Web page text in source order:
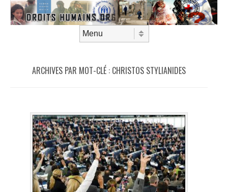
ARCHIVES PAR MOT-CLÉ : CHRISTOS STYLIANIDES